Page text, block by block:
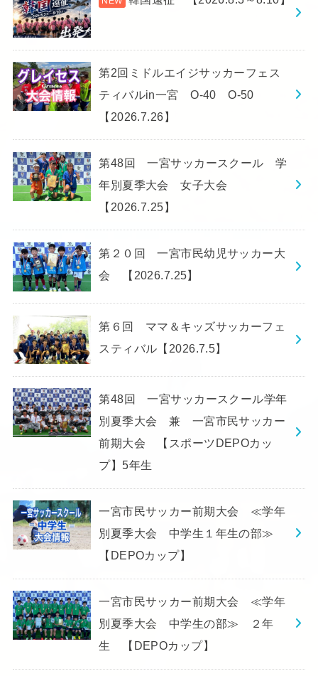
第2回ミドルエイジサッカーフェス
ティバルin一宮 O-40 O-50
【2026.7.26】
第48回 一宮サッカースクール 学
年別夏季大会 女子大会
【2026.7.25】
第２０回 一宮市民幼児サッカー大
会 【2026.7.25】
第６回 ママ＆キッズサッカーフェ
スティバル【2026.7.5】
第48回 一宮サッカースクール学年
別夏季大会 兼 一宮市民サッカー
前期大会 【スポーツDEPOカッ
プ】5年生
一宮市民サッカー前期大会 ≪学年
別夏季大会 中学生１年生の部≫
【DEPOカップ】
一宮市民サッカー前期大会 ≪学年
別夏季大会 中学生の部≫ ２年
生 【DEPOカップ】